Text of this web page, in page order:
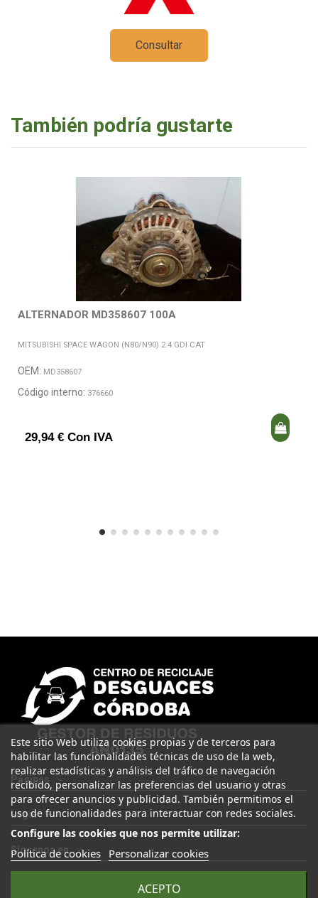
Consultar
También podría gustarte
ALTERNADOR MD358607 100A
MITSUBISHI SPACE WAGON (N80/N90) 2.4 GDI CAT
OEM: MD358607
Código interno: 376660
29,94 € Con IVA
Páginas
Legal
Este sitio Web utiliza cookies propias y de terceros para
habilitar las funcionalidades técnicas de uso de la web,
realizar estadísticas y análisis del tráfico de navegación
recibido, personalizar las preferencias del usuario y otras
para ofrecer anuncios y publicidad. También permitimos el
uso de funcionalidades para interactuar con redes sociales.
Configure las cookies que nos permite utilizar:
Política de cookies Personalizar cookies
ACEPTO
Síguenos en